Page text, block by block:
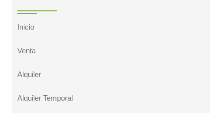
Inicio
Venta
Alquiler
Alquiler Temporal